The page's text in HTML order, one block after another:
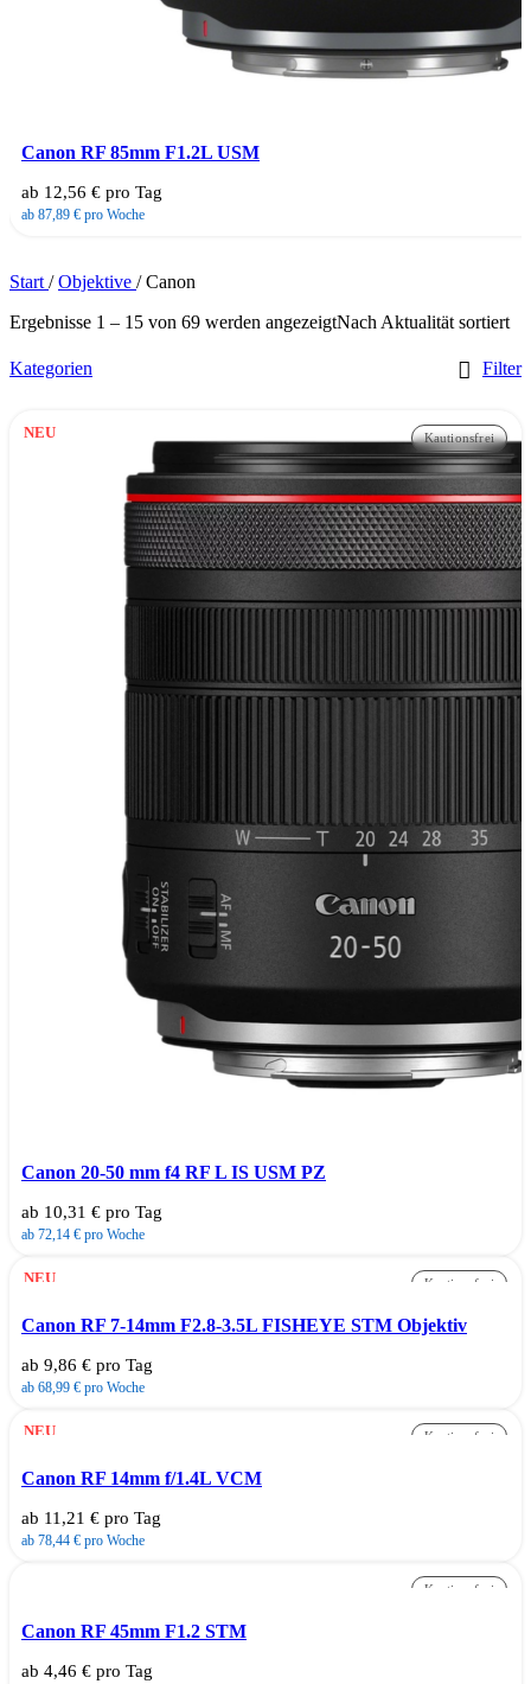
Canon RF 85mm F1.2L USM
ab 12,56 € pro Tag
ab 87,89 € pro Woche
Start / Objektive / Canon
Ergebnisse 1 – 15 von 69 werden angezeigtNach Aktualität sortiert
Kategorien Filter
NEU Kautionsfrei
Canon 20-50 mm f4 RF L IS USM PZ
ab 10,31 € pro Tag
ab 72,14 € pro Woche
NEU Kautionsfrei
Canon RF 7-14mm F2.8-3.5L FISHEYE STM Objektiv
ab 9,86 € pro Tag
ab 68,99 € pro Woche
NEU Kautionsfrei
Canon RF 14mm f/1.4L VCM
ab 11,21 € pro Tag
ab 78,44 € pro Woche
Kautionsfrei
Canon RF 45mm F1.2 STM
ab 4,46 € pro Tag